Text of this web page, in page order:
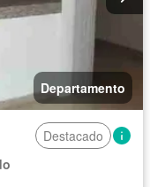
Departamento
Destacado